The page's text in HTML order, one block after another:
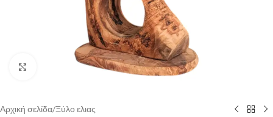
Click to enlarge
Αρχική σελίδα/Ξύλο ελιας